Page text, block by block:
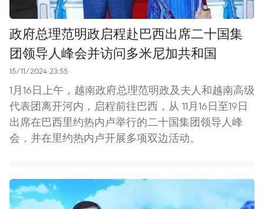
政府总理范明政启程赴巴西出席二十国集
团领导人峰会并访问多米尼加共和国
15/11/2024 23:55
1月16日上午，越南政府总理范明政及夫人和越南高级
代表团离开河内，启程前往巴西，从 11月16日至19日
出席在巴西里约热内卢举行的二十国集团领导人峰
会，并在里约热内卢开展多项双边活动。